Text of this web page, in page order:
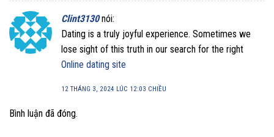
Clint3130 nói:
Dating is a truly joyful experience. Sometimes we
lose sight of this truth in our search for the right
Online dating site
12 THÁNG 3, 2024 LÚC 12:03 CHIỀU
Bình luận đã đóng.